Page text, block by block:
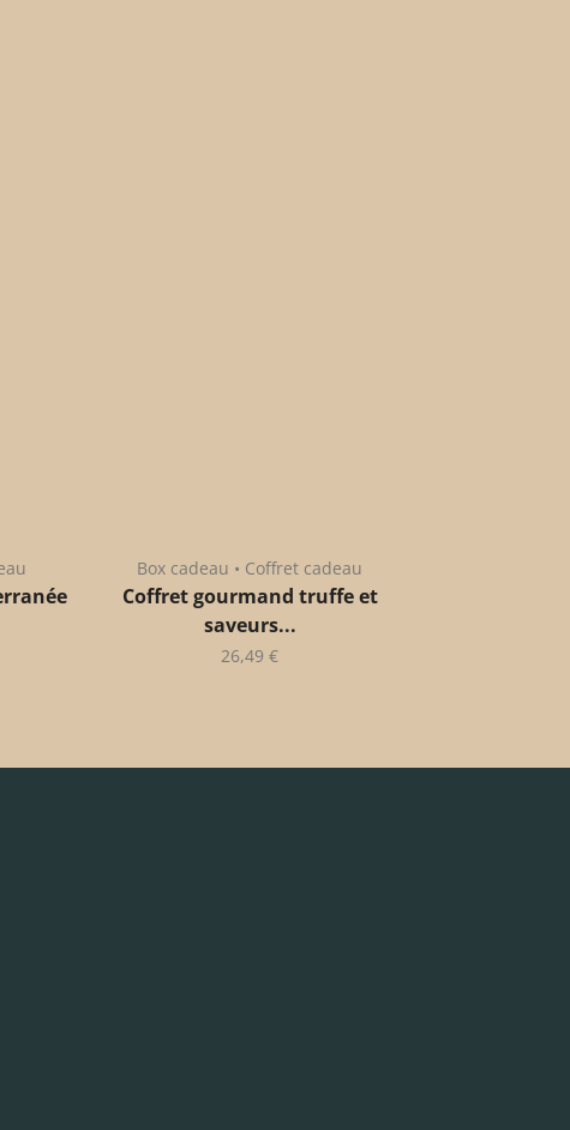
Box cadeau • Coffret cadeau
Coffret gourmand truffe et
saveurs...
26,49 €